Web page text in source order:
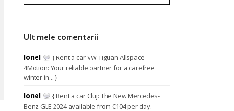
Ultimele comentarii
Ionel
{ Rent a car VW Tiguan Allspace
4Motion: Your reliable partner for a carefree
winter in... }
Ionel
{ Rent a car Cluj: The New Mercedes-
Benz GLE 2024 available from €104 per day.